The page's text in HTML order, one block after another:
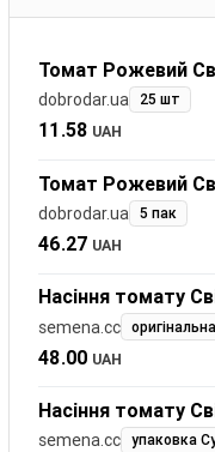
Томат Рожевий
dobrodar.ua 25 шт
11.58 UAH
Томат Рожевий
dobrodar.ua 5 пак
46.27 UAH
Насіння томату
semena.cc
48.00 UAH
Насіння томату
semena.cc упаковка